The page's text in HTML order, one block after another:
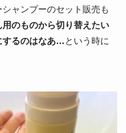
ャンプーのセット販売も
用のものから切り替えたい
するのはなあ… という時に